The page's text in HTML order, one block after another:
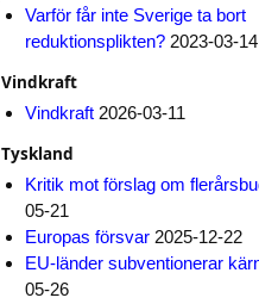
Varför får inte Sverige ta bort
reduktionsplikten? 2023-03-14
Vindkraft
Vindkraft 2026-03-11
Tyskland
Kritik mot förslag om
05-21
Europas försvar 2025-12-22
EU-länder subventionerar
05-26